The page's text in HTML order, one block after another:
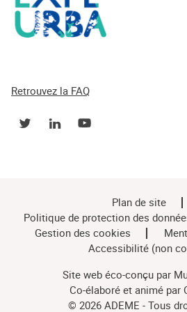
Retrouvez la FAQ
Plan de site
Politique de protection des
Gestion des cookies
Accessibilité (non
Site web éco-conçu par
Co-élaboré et animé par
© 2026 ADEME - Tous